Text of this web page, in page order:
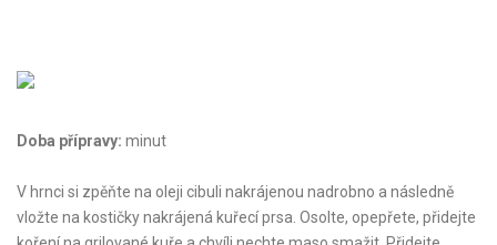
Doba přípravy: minut
V hrnci si zpěňte na oleji cibuli nakrájenou nadrobno a následně
vložte na kostičky nakrájená kuřecí prsa. Osolte, opepřete, přidejte